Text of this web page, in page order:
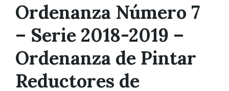
Ordenanza Número 7
– Serie 2018-2019 –
Ordenanza de Pintar
Reductores de